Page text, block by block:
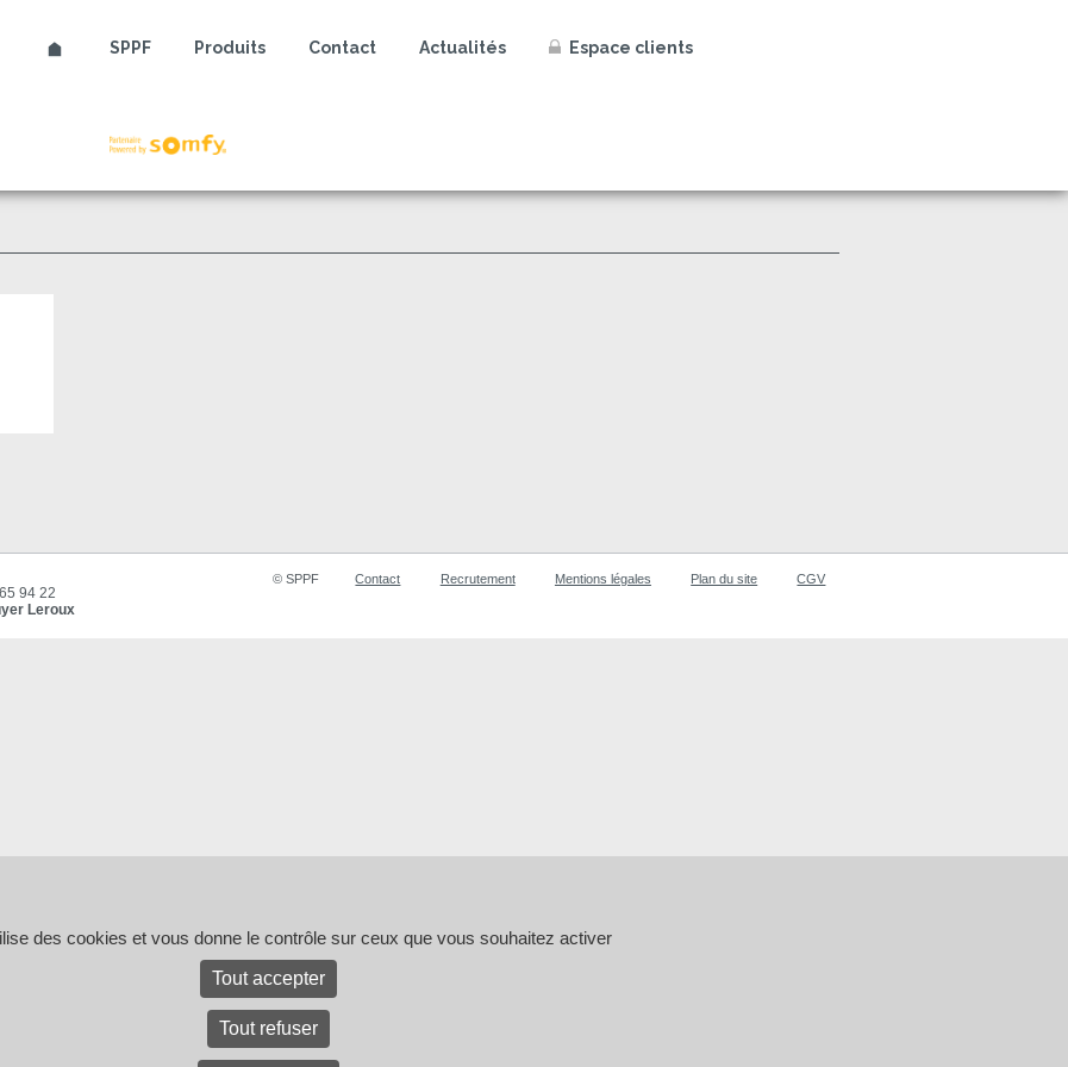
SPPF Produits Contact Actualités Espace clients
94 22
Leroux
© SPPF Contact Recrutement Mentions légales Plan du site CGV
des cookies et vous donne le contrôle sur ceux que vous souhaitez activer
Tout accepter
Tout refuser